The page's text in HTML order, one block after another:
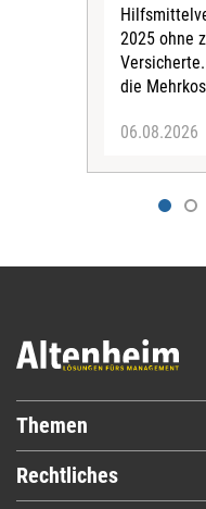
2025 ohne
die
06.08.2026
Themen
Rechtliches